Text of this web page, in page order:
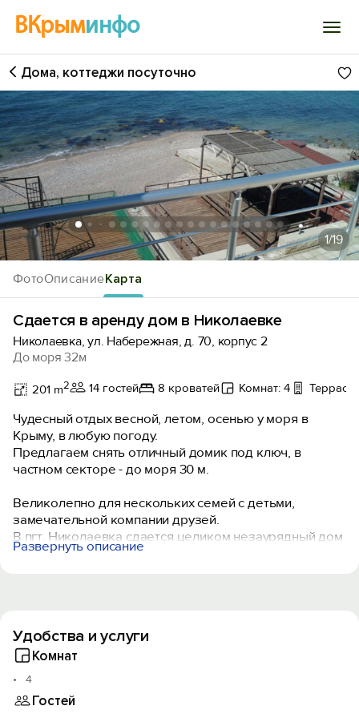
ВКрыминфо
Войти
Избранное
История просмотра
Добавить свой объект
ФотоОписаниеКарта
Дома, коттеджи посуточно
1/19
Сдается в аренду дом в Николаевке
Николаевка, ул. Набережная, д. 70, корпус 2
До моря 32м
201 m2 14 гостей 8 кроватей Комнат: 4
Чудесный отдых весной, летом, осенью у моря в
Крыму, в любую погоду.
Предлагаем снять отличный домик под ключ, в
частном секторе - до моря 30 м.
Великолепно для нескольких семей с детьми,
замечательной компании друзей.
В пгт. Николаевка сдается целиком незаурядный дом
на самом берегу.
погода балует ранней весной, происходит открытие
плавательного сезона.
Очаровательная панорама моря, а порой, танцующие
дельфины, заглядывают к нам в окна.
Развернуть описание
Удобства и услуги
Комнат
4
Гостей